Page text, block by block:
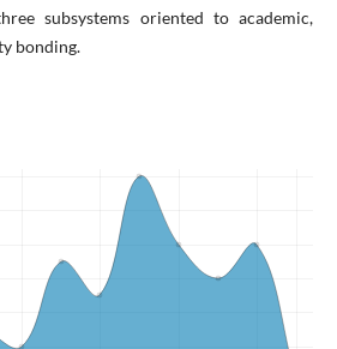
subsystems oriented to academic,
bonding.